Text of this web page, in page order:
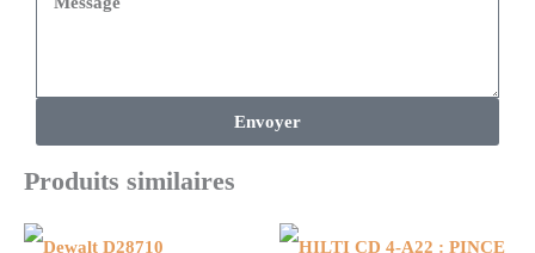
Envoyer
Produits similaires